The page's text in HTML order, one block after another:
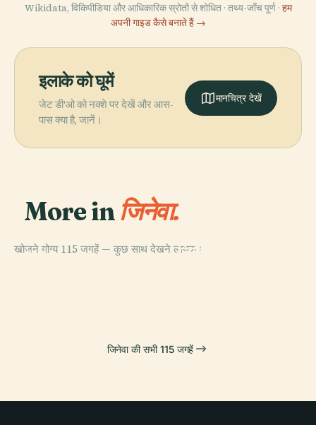
Wikidata, विकिपीडिया और आधिकारिक स्रोतों से शोधित · तथ्य-जाँच पूर्ण · हम
अपनी गाइड कैसे बनाते हैं →
इलाके को घूमें
जेट डी'ओ को नक्शे पर देखें और आस-
पास क्या है, जानें।
मानचित्र देखें
More inजिनेवा.
खोजने योग्य 115 जगहें — कुछ साथ देखने लायक।
PLACE
जिनेवा शहर का संवर्धन
PLACE
जिनेवा की सभी 115 जगहें